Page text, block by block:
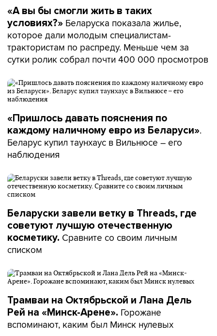
«А вы бы смогли жить в таких
условиях?» Беларуска показала жилье,
которое дали молодым специалистам-
трактористам по распреду. Меньше чем за
сутки ролик собрал почти 400 000 просмотров
«Пришлось давать пояснения по
каждому наличному евро из Беларуси».
Беларус купил таунхаус в Вильнюсе – его
наблюдения
Беларуски завели ветку в Threads, где
советуют лучшую отечественную
косметику. Сравните со своим личным
списком
Трамваи на Октябрьской и Лана Дель
Рей на «Минск-Арене». Горожане
вспоминают, каким был Минск нулевых